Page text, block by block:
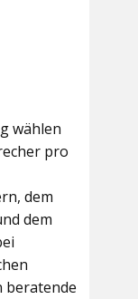
wählen
pro
dem
dem
beratende